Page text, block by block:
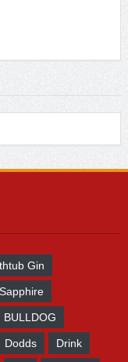
Gin
BULLDOG
Dodds Drink